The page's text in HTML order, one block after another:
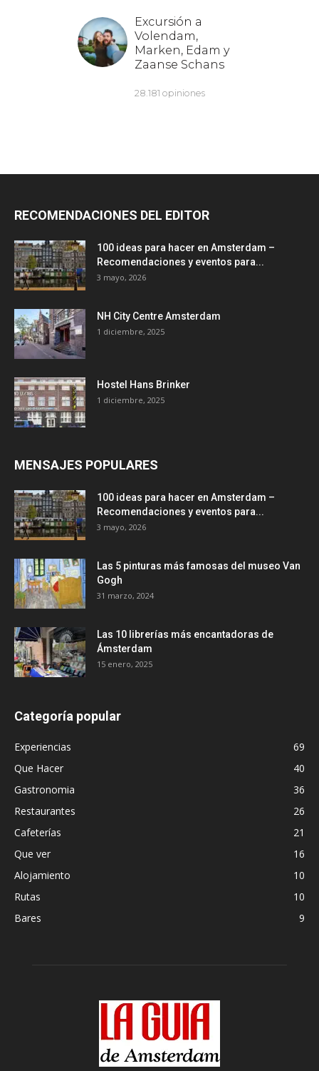
RECOMENDACIONES DEL EDITOR
100 ideas para hacer en Amsterdam –
Recomendaciones y eventos para...
3 mayo, 2026
NH City Centre Amsterdam
1 diciembre, 2025
Hostel Hans Brinker
1 diciembre, 2025
MENSAJES POPULARES
100 ideas para hacer en Amsterdam –
Recomendaciones y eventos para...
3 mayo, 2026
Las 5 pinturas más famosas del museo Van
Gogh
31 marzo, 2024
Las 10 librerías más encantadoras de
Ámsterdam
15 enero, 2025
Categoría popular
Experiencias
69
Que Hacer
40
Gastronomia
36
Restaurantes
26
Cafeterías
21
Que ver
16
Alojamiento
10
Rutas
10
Bares
9